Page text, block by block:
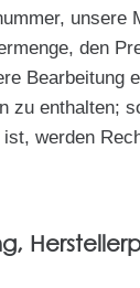
unsere
den
Bearbeitung
zu enthalten;
werden